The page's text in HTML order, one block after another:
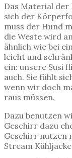
Das Material der
sich der
muss der Hund
die Weste wird
ähnlich wie bei
leicht und
ein: unsere Susi
auch. Sie fühlt
wenn wir doch
raus müssen.
Dazu benutzen
Geschirr dazu
Geschirr nutzen
Stream